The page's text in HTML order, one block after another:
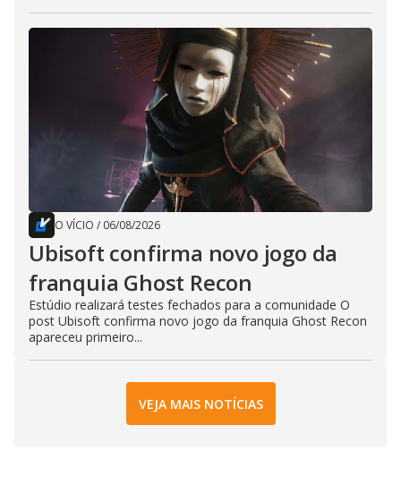
O VÍCIO / 06/08/2026
Ubisoft confirma novo jogo da
franquia Ghost Recon
Estúdio realizará testes fechados para a comunidade O
post Ubisoft confirma novo jogo da franquia Ghost Recon
apareceu primeiro...
VEJA MAIS NOTÍCIAS